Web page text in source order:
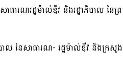
ារណរដ្ឋ​ម៉ា​ល់​ឌី​វ និង​រដ្ឋាភិបាល នៃ​ព្
នៃ​សាធារណ​- រដ្ឋ​ម៉ា​ល់​ឌី​វ និង​ក្រសួង